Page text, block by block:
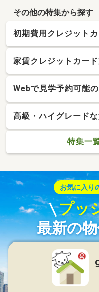
その他の特集から探す
初期費用クレジット
家賃クレジットカー
Webで見学予約可能
高級・ハイグレード
特集一
お気に入り
プッ
最新の